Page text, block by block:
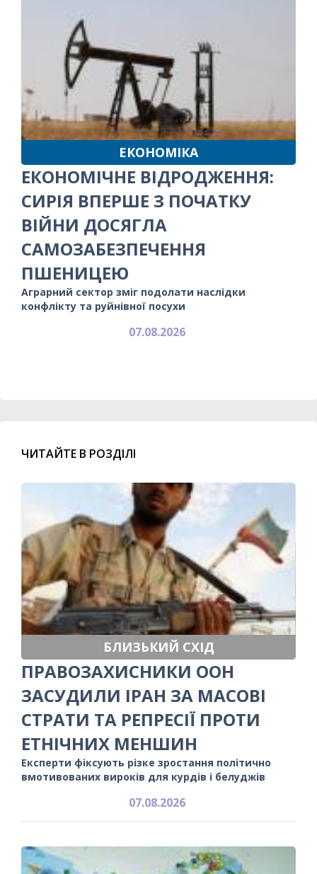
ЕКОНОМІКА
ЕКОНОМІЧНЕ ВІДРОДЖЕННЯ:
СИРІЯ ВПЕРШЕ З ПОЧАТКУ
ВІЙНИ ДОСЯГЛА
САМОЗАБЕЗПЕЧЕННЯ
ПШЕНИЦЕЮ
Аграрний сектор зміг подолати наслідки
конфлікту та руйнівної посухи
07.08.2026
ЧИТАЙТЕ В РОЗДІЛІ
БЛИЗЬКИЙ СХІД
ПРАВОЗАХИСНИКИ ООН
ЗАСУДИЛИ ІРАН ЗА МАСОВІ
СТРАТИ ТА РЕПРЕСІЇ ПРОТИ
ЕТНІЧНИХ МЕНШИН
Експерти фіксують різке зростання політично
вмотивованих вироків для курдів і белуджів
07.08.2026